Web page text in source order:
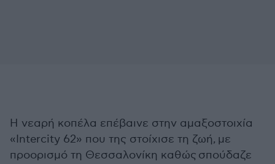
Η νεαρή κοπέλα επέβαινε στην αμαξοστοιχία
«Intercity 62» που της στοίχισε τη ζωή, με
προορισμό τη Θεσσαλονίκη καθώς σπούδαζε